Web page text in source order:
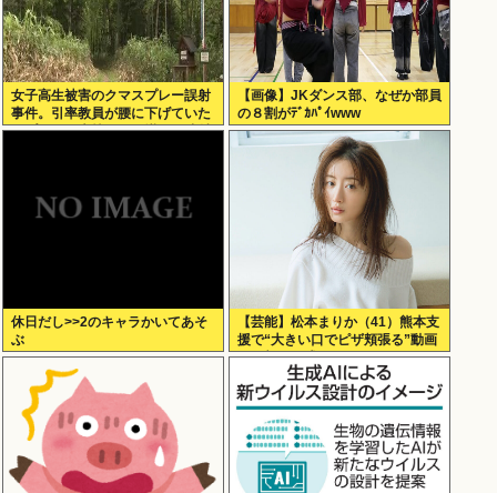
女子高生被害のクマスプレー誤射
事件。引率教員が腰に下げていた
スプレーが木枝に引っ掛かり噴射
【画像】JKダンス部、なぜか部員
の８割がﾃﾞｶﾊﾟｲwww
休日だし>>2のキャラかいてあそ
ぶ
【芸能】松本まりか（41）熊本支
援で“大きい口でピザ頬張る”動画
に一部で困惑…“